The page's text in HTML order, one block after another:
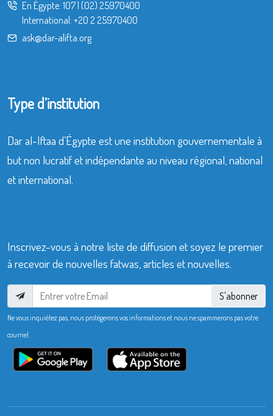
En Égypte: 107| (02) 25970400
International: +20 2 25970400
ask@dar-alifta.org
Type d’institution
Dar al-Iftaa d’Égypte est une institution gouvernementale à
but non lucratif et indépendante au niveau régional, national
et international.
Inscrivez-vous à notre liste de diffusion et soyez le premier
à recevoir de nouvelles fatwas, articles et nouvelles.
S'abonner
Ne vous inquiétez pas, nous protégerons vos informations et nous ne spammerons pas votre
courriel.